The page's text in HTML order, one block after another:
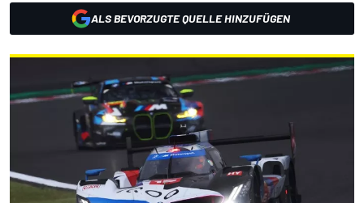
ALS BEVORZUGTE QUELLE HINZUFÜGEN